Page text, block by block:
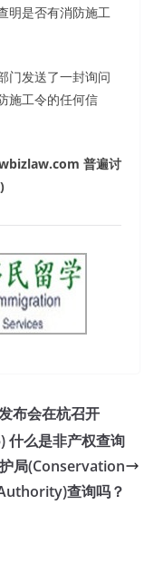
明是否有消防施工
门发送了一封询问
施工令的任何信
普遍讨
布会在杭召开
什么是非产权查询
局(Conservation
查询吗？